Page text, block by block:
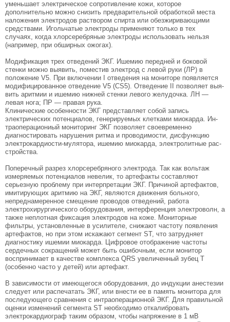
уменьшает электрическое сопротивление кожи, которое
дополнительно можно снизить предварительной обработкой места
наложения электродов раствором спирта или обезжиривающими
средствами. Игольчатые электроды приме­няют только в тех
случаях, когда хлорсеребряные электроды использовать нельзя
(например, при обширных ожогах).
Модификация трех отведений ЭКГ. Ишемию передней и боковой
стенки можно выявить, поместив электрод с левой руки (ЛP) в
положение V5. При вклю­чении I отведения на мониторе появляется
модифициро­ванное отведение V5 (CS5). Отведение II позволяет выя­
вить аритмии и ишемию нижней стенки левого желудоч­ка. ЛH —
левая нога; ПР — правая рука.
Клинические особенности ЭКГ представляет собой запись
электрических по­тенциалов, генерируемых клетками миокарда. Ин-
траоперациониый мониторинг ЭКГ позволяет своевременно
диагностировать нарушения ритма и проводимости, дисфункцию
электрокардиости-мулятора, ишемию миокарда, электролитные рас­
стройства.
Поперечный разрез хлорсеребряного электрода. Так как вольтаж
измеряемых потенциа­лов невелик, то артефакты составляют
серьезную проблему при интерпретации ЭКГ. Причиной арте­фактов,
имитирующих аритмию на ЭКГ, являются движения больного,
непреднамеренное смещение проводов отведений, работа
электрохирургическо­го оборудования, интерференция электроволн, а
также неплотная фиксация электродов на коже. Мониторные
фильтры, установленные в усилите­ле, снижают частоту появления
артефактов, но при этом искажают сегмент ST, что затрудняет
диагно­стику ишемии миокарда. Цифровое отображение частоты
сердечных сокращений может быть оши­бочным, если монитор
воспринимает в качестве комплекса QRS увеличенный зубец T
(особенно часто у детей) или артефакт.
В зависимости от имеющегося оборудования, до индукции анестезии
следует или распечатать ЭКГ, или внести ее в память монитора для
после­дующего сравнения с интраоперационной ЭКГ. Для правильной
оценки изменений сегмента ST необходимо откалибровать
электрокардиограф таким образом, чтобы напряжение в 1 мВ